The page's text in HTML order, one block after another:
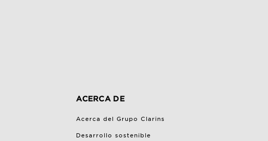
ACERCA DE
Acerca del Grupo Clarins
Desarrollo sostenible